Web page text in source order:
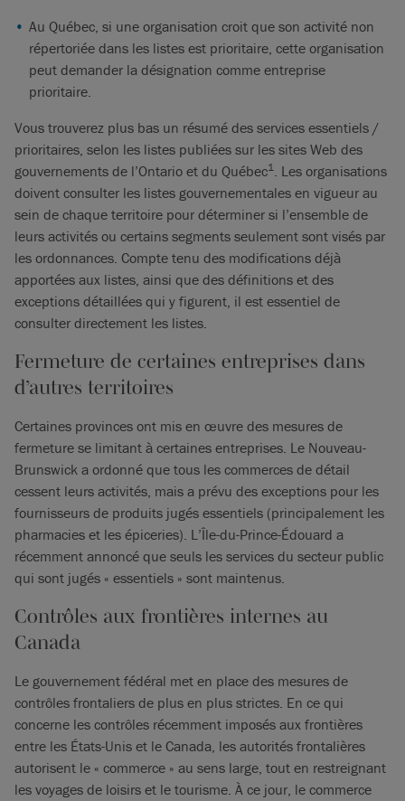
Au Québec, si une organisation croit que son activité non
répertoriée dans les listes est prioritaire, cette organisation
peut demander la désignation comme entreprise
prioritaire.
Vous trouverez plus bas un résumé des services essentiels /
prioritaires, selon les listes publiées sur les sites Web des
gouvernements de l’Ontario et du Québec1. Les organisations
doivent consulter les listes gouvernementales en vigueur au
sein de chaque territoire pour déterminer si l’ensemble de
leurs activités ou certains segments seulement sont visés par
les ordonnances. Compte tenu des modifications déjà
apportées aux listes, ainsi que des définitions et des
exceptions détaillées qui y figurent, il est essentiel de
consulter directement les listes.
Fermeture de certaines entreprises dans
d’autres territoires
Certaines provinces ont mis en œuvre des mesures de
fermeture se limitant à certaines entreprises. Le Nouveau-
Brunswick a ordonné que tous les commerces de détail
cessent leurs activités, mais a prévu des exceptions pour les
fournisseurs de produits jugés essentiels (principalement les
pharmacies et les épiceries). L’Île-du-Prince-Édouard a
récemment annoncé que seuls les services du secteur public
qui sont jugés « essentiels » sont maintenus.
Contrôles aux frontières internes au
Canada
Le gouvernement fédéral met en place des mesures de
contrôles frontaliers de plus en plus strictes. En ce qui
concerne les contrôles récemment imposés aux frontières
entre les États-Unis et le Canada, les autorités frontalières
autorisent le « commerce » au sens large, tout en restreignant
les voyages de loisirs et le tourisme. À ce jour, le commerce